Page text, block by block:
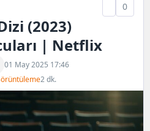
0
(2023)
| Netflix
01 May 2025 17:46
2 dk.